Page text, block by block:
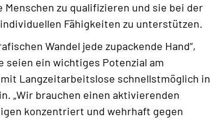
zu qualifizieren und sie bei der
Fähigkeiten zu unterstützen.
Wandel jede zupackende Hand“,
seien ein wichtiges Potenzial am
Langzeitarbeitslose schnellstmöglich in
„Wir brauchen einen aktivierenden
konzentriert und wehrhaft gegen